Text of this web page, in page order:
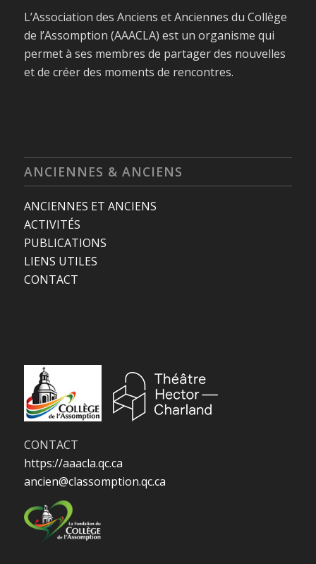
L’Association des Anciens et Anciennes du Collège
de l’Assomption (AAACLA) est un organisme qui
permet à ses membres de partager des nouvelles
et de créer des moments de rencontres.
ANCIENNES & ANCIENS
ANCIENNES ET ANCIENS
ACTIVITÉS
PUBLICATIONS
LIENS UTILES
CONTACT
CONTACT
https://aaacla.qc.ca
ancien@classomption.qc.ca